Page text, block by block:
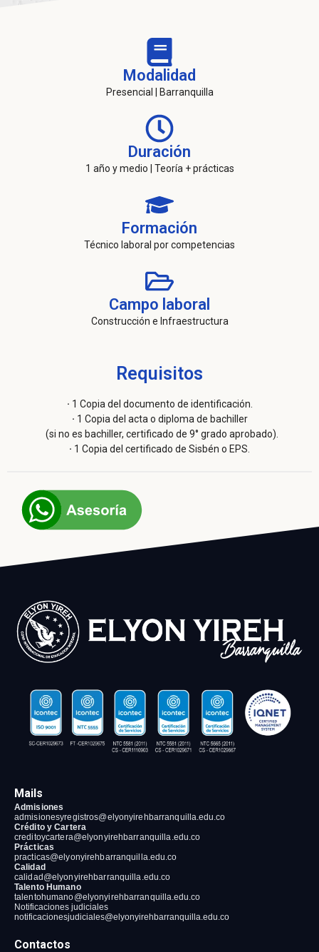
Modalidad
Presencial | Barranquilla
Duración
1 año y medio | Teoría + prácticas
Formación
Técnico laboral por competencias
Campo laboral
Construcción e Infraestructura
Requisitos
· 1 Copia del documento de identificación.
· 1 Copia del acta o diploma de bachiller
(si no es bachiller, certificado de 9° grado aprobado).
· 1 Copia del certificado de Sisbén o EPS.
Mails
Admisiones
admisionesyregistros@elyonyirehbarranquilla.edu.co
Crédito y Cartera
creditoycartera@elyonyirehbarranquilla.edu.co
Prácticas
practicas@elyonyirehbarranquilla.edu.co
Calidad
calidad@elyonyirehbarranquilla.edu.co
Talento Humano
talentohumano@elyonyirehbarranquilla.edu.co
Notificaciones judiciales
notificacionesjudiciales@elyonyirehbarranquilla.edu.co
Contactos